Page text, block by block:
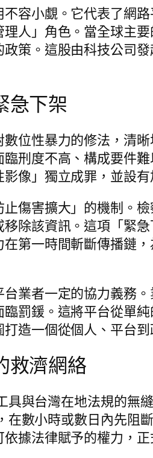
容小覷。它代表了網
人」角色。當全球主
策。這股由科技公司
急下架
位性暴力的修法，清
刑度不高、構成要件
像」獨立成罪，並設
傷害擴大」的機制。
除該資訊。這項「緊
第一時間斬斷傳播鏈
業者一定的協力義務
罰鍰。這將平台從單
造一個從個人、平台
救濟網絡
與台灣在地法規的無
數小時或數日內先阻
據法律賦予的權力，